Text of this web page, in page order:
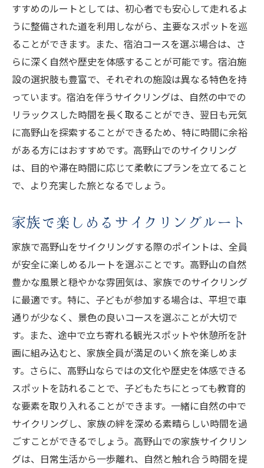
すすめのルートとしては、初心者でも安心して走れるよ
うに整備された道を利用しながら、主要なスポットを巡
ることができます。また、宿泊コースを選ぶ場合は、さ
らに深く自然や歴史を体感することが可能です。宿泊施
設の選択肢も豊富で、それぞれの施設は異なる特色を持
っています。宿泊を伴うサイクリングは、自然の中での
リラックスした時間を長く取ることができ、翌日も元気
に高野山を探索することができるため、特に時間に余裕
がある方にはおすすめです。高野山でのサイクリング
は、目的や滞在時間に応じて柔軟にプランを立てること
で、より充実した旅となるでしょう。
家族で楽しめるサイクリングルート
家族で高野山をサイクリングする際のポイントは、全員
が安全に楽しめるルートを選ぶことです。高野山の自然
豊かな風景と穏やかな雰囲気は、家族でのサイクリング
に最適です。特に、子どもが参加する場合は、平坦で車
通りが少なく、景色の良いコースを選ぶことが大切で
す。また、途中で立ち寄れる観光スポットや休憩所を計
画に組み込むと、家族全員が満足のいく旅を楽しめま
す。さらに、高野山ならではの文化や歴史を体感できる
スポットを訪れることで、子どもたちにとっても教育的
な要素を取り入れることができます。一緒に自然の中で
サイクリングし、家族の絆を深める素晴らしい時間を過
ごすことができるでしょう。高野山での家族サイクリン
グは、日常生活から一歩離れ、自然と触れ合う時間を提